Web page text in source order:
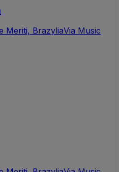
Meriti, BrazyliaVia Music